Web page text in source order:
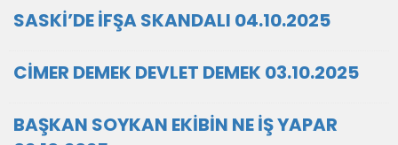
SASKİ’DE İFŞA SKANDALI 04.10.2025
CİMER DEMEK DEVLET DEMEK 03.10.2025
BAŞKAN SOYKAN EKİBİN NE İŞ YAPAR